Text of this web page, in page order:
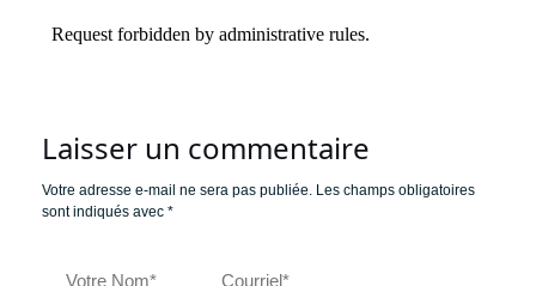
Laisser un commentaire
Votre adresse e-mail ne sera pas publiée. Les champs obligatoires
sont indiqués avec *